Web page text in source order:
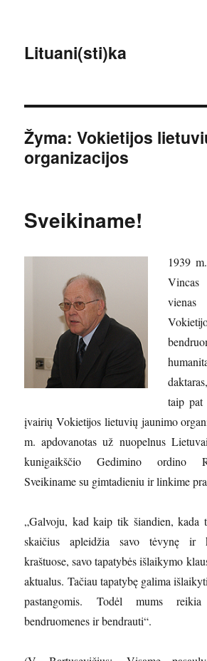
Lituani(sti)ka
Žyma:Vokietijos
organizacijos
Sveikiname!
1939
taip pat
įvairių Vokietijos lietuvių jaunimo
m. apdovanotas už nuopelnus
kunigaikščio Gedimino ordino
Sveikiname su gimtadieniu ir linkime
„Galvoju, kad kaip tik šiandien, kada
skaičius apleidžia savo tėvynę ir
kraštuose, savo tapatybės išlaikymo
aktualus. Tačiau tapatybę galima
pastangomis. Todėl mums
bendruomenes ir bendrauti“.